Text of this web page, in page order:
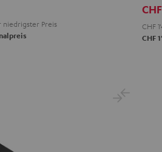
niedrigster Preis CHF
CHF